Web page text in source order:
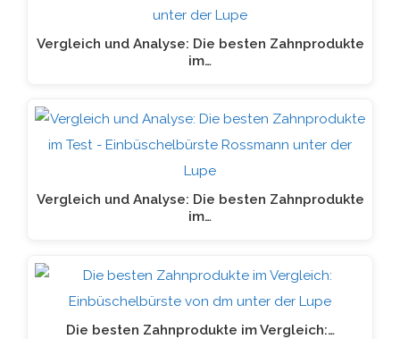
Vergleich und Analyse: Die besten Zahnprodukte
im…
Vergleich und Analyse: Die besten Zahnprodukte
im…
Die besten Zahnprodukte im Vergleich:…